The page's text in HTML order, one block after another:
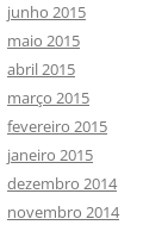
junho 2015
maio 2015
abril 2015
março 2015
fevereiro 2015
janeiro 2015
dezembro 2014
novembro 2014